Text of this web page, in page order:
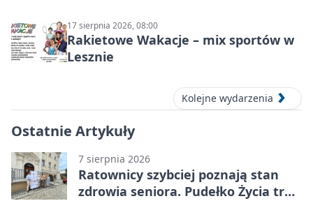
17 sierpnia 2026, 08:00
Rakietowe Wakacje – mix sportów w
Lesznie
Kolejne wydarzenia
Ostatnie Artykuły
7 sierpnia 2026
Ratownicy szybciej poznają stan
zdrowia seniora. Pudełko Życia trafi